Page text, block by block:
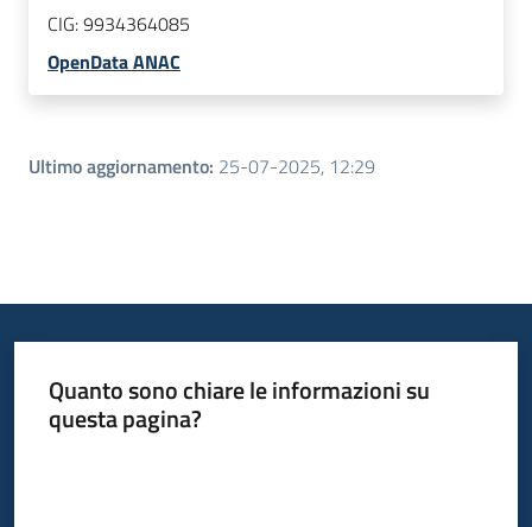
CIG:9934364085
OpenData ANAC
Ultimo aggiornamento: 25-07-2025, 12:29
Quanto sono chiare le informazioni su
questa pagina?